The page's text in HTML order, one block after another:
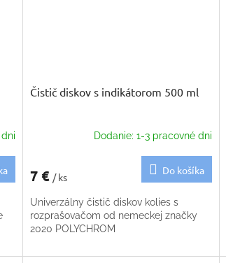
Čistič diskov s indikátorom 500 ml
Dodanie: 1-3 pracovné dni
7 € / ks
Do košíka
Univerzálny čistič diskov kolies s
rozprašovačom od nemeckej značky
2020 POLYCHROM